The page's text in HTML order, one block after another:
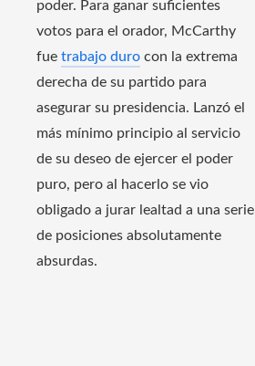
poder. Para ganar suficientes
votos para el orador, McCarthy
fue trabajo duro con la extrema
derecha de su partido para
asegurar su presidencia. Lanzó el
más mínimo principio al servicio
de su deseo de ejercer el poder
puro, pero al hacerlo se vio
obligado a jurar lealtad a una serie
de posiciones absolutamente
absurdas.